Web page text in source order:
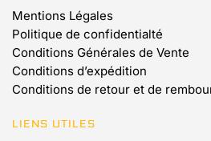
Mentions Légales
Politique de confidentialté
Conditions Générales de Vente
Conditions d’expédition
Conditions de retour et de
LIENS UTILES